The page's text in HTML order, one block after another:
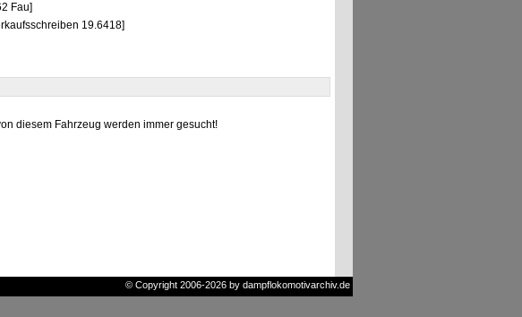
Fau]
19.6418]
diesem Fahrzeug werden immer gesucht!
© Copyright 2006-2026 by dampflokomotivarchiv.de